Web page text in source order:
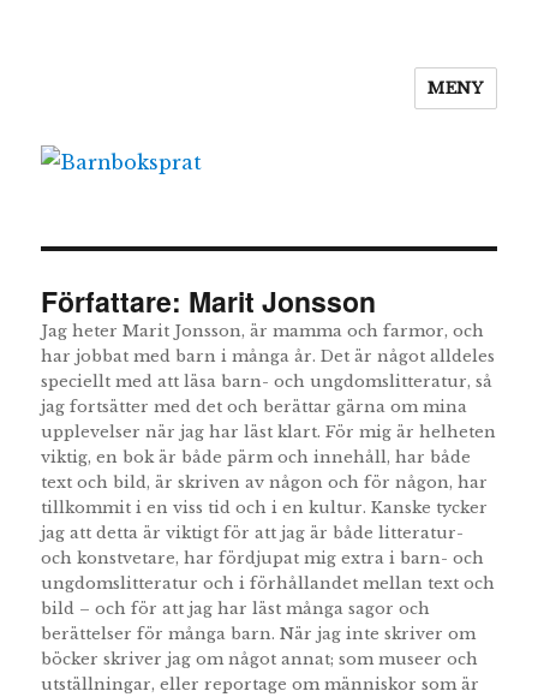
MENY
Författare: Marit Jonsson
Jag heter Marit Jonsson, är mamma och farmor, och
har jobbat med barn i många år. Det är något alldeles
speciellt med att läsa barn- och ungdomslitteratur, så
jag fortsätter med det och berättar gärna om mina
upplevelser när jag har läst klart. För mig är helheten
viktig, en bok är både pärm och innehåll, har både
text och bild, är skriven av någon och för någon, har
tillkommit i en viss tid och i en kultur. Kanske tycker
jag att detta är viktigt för att jag är både litteratur-
och konstvetare, har fördjupat mig extra i barn- och
ungdomslitteratur och i förhållandet mellan text och
bild – och för att jag har läst många sagor och
berättelser för många barn. När jag inte skriver om
böcker skriver jag om något annat; som museer och
utställningar, eller reportage om människor som är